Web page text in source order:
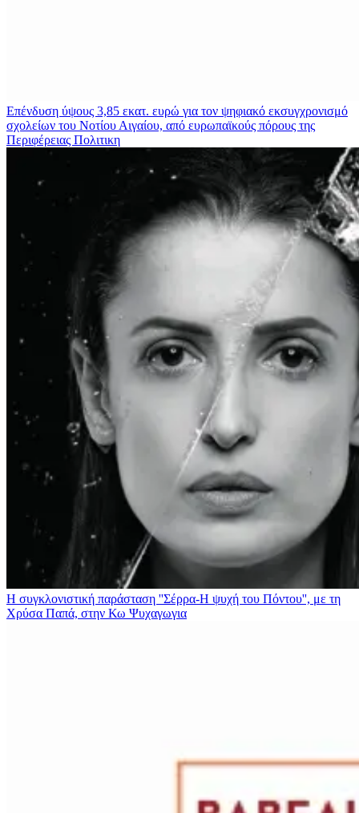
Επένδυση ύψους 3,85 εκατ. ευρώ για τον ψηφιακό εκσυγχρονισμό
σχολείων του Νοτίου Αιγαίου, από ευρωπαϊκούς πόρους της
Περιφέρειας Πολιτικη
Η συγκλονιστική παράσταση ''Σέρρα-Η ψυχή του Πόντου'', με τη
Χρύσα Παπά, στην Κω Ψυχαγωγια